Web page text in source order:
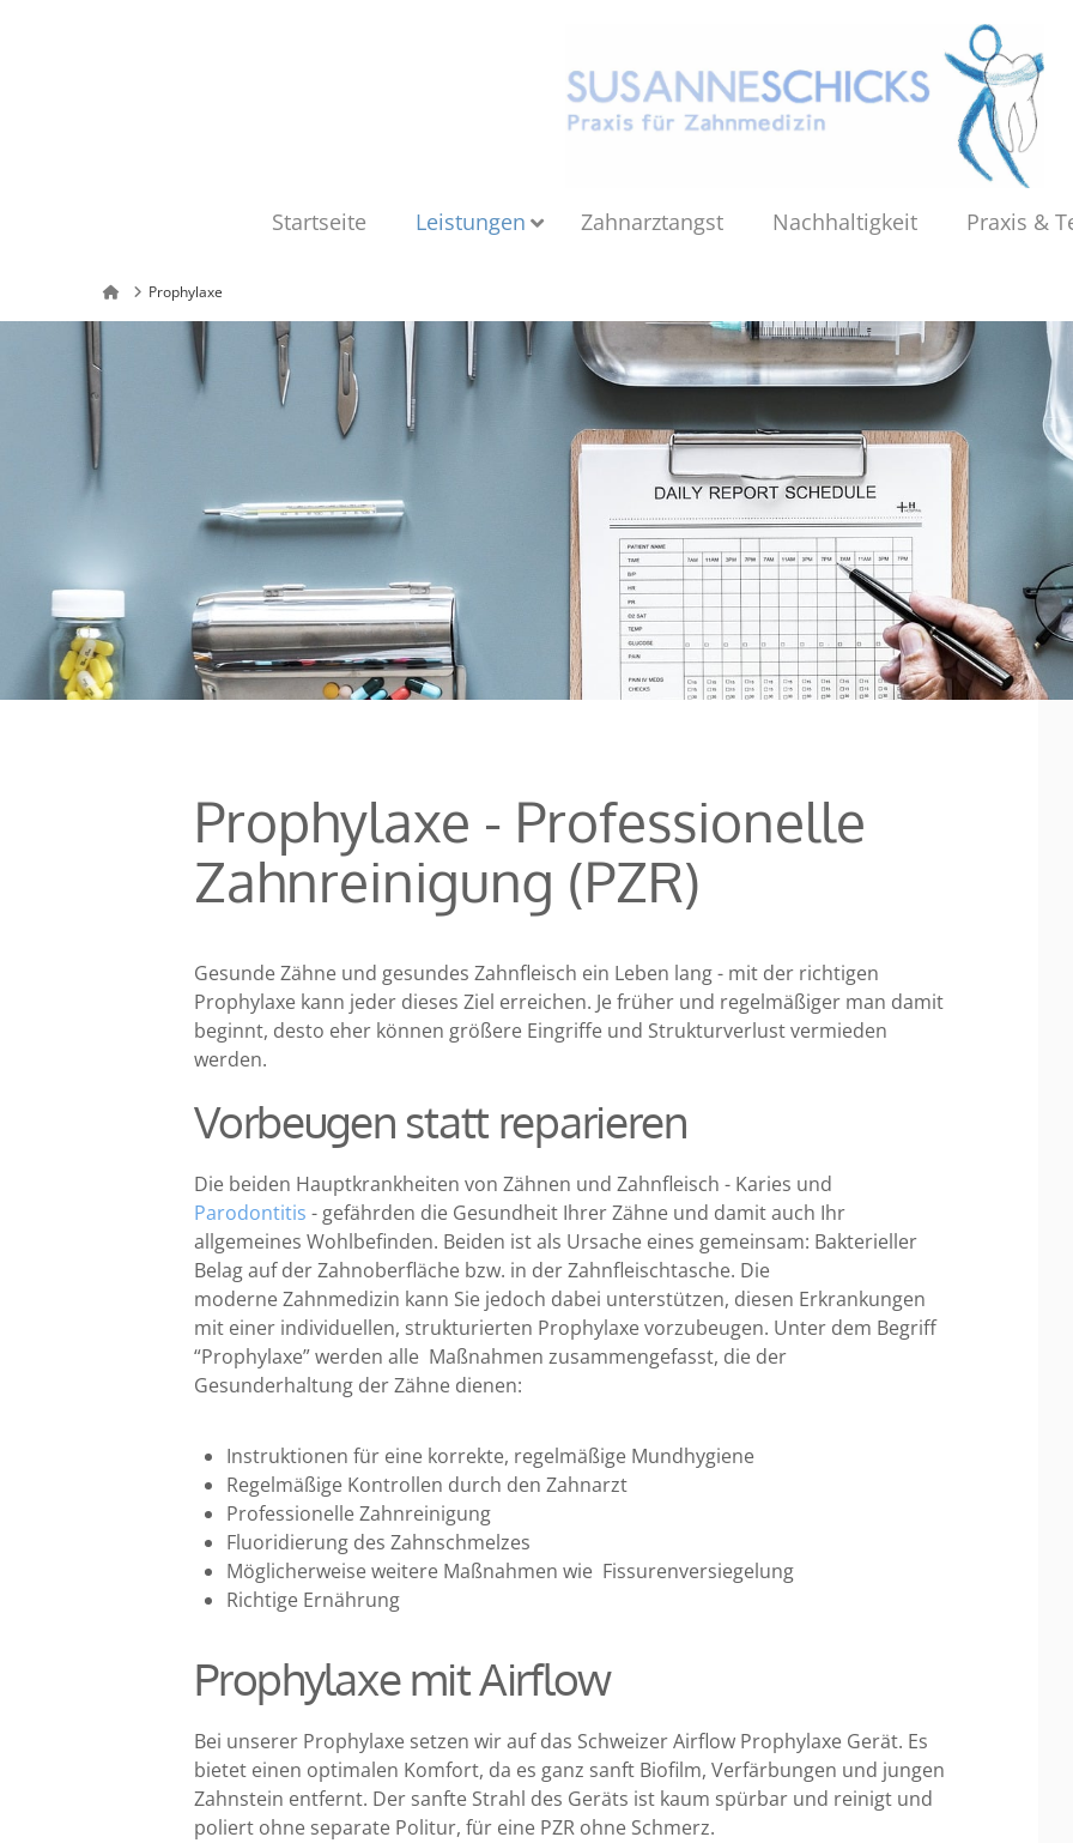
Startseite Leistungen Zahnarztangst Nachhaltigkeit Praxis &
HomeProphylaxe
Prophylaxe - Professio­nelle
Zahn­reinigung (PZR)
Gesunde Zähne und gesundes Zahnfleisch ein Leben lang - mit der richtigen
Prophylaxe kann jeder dieses Ziel erreichen. Je früher und regelmäßiger man damit
beginnt, desto eher können größere Eingriffe und Strukturverlust vermieden
werden.
Vorbeugen statt reparieren
Die beiden Hauptkrankheiten von Zähnen und Zahnfleisch - Karies und
Parodontitis - gefährden die Gesundheit Ihrer Zähne und damit auch Ihr
allgemeines Wohlbefinden. Beiden ist als Ursache eines gemeinsam: Bakterieller
Belag auf der Zahnoberfläche bzw. in der Zahnfleischtasche. Die
moderne Zahnmedizin kann Sie jedoch dabei unterstützen, diesen Erkrankungen
mit einer individuellen, strukturierten Prophylaxe vorzubeugen. Unter dem Begriff
“Prophylaxe” werden alle Maßnahmen zusammengefasst, die der
Gesunderhaltung der Zähne dienen:
Instruktionen für eine korrekte, regelmäßige Mundhygiene
Regelmäßige Kontrollen durch den Zahnarzt
Professionelle Zahnreinigung
Fluoridierung des Zahnschmelzes
Möglicherweise weitere Maßnahmen wie Fissurenversiegelung
Richtige Ernährung
Prophylaxe mit Airflow
Bei unserer Prophylaxe setzen wir auf das Schweizer Airflow Prophylaxe Gerät. Es
bietet einen optimalen Komfort, da es ganz sanft Biofilm, Verfärbungen und jungen
Zahnstein entfernt. Der sanfte Strahl des Geräts ist kaum spürbar und reinigt und
poliert ohne separate Politur, für eine PZR ohne Schmerz.